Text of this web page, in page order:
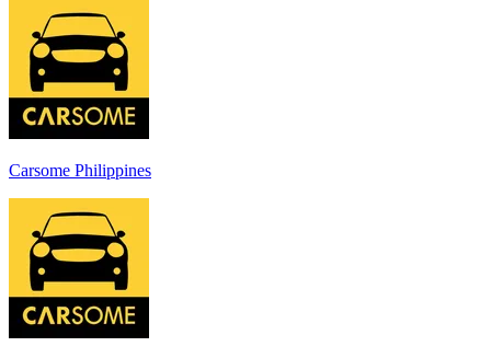
Carsome Philippines